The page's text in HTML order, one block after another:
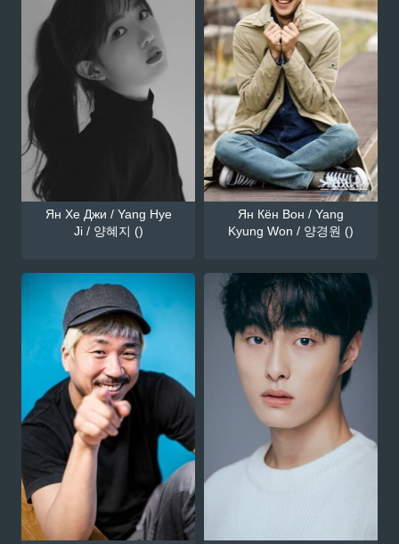
Ян Хе Джи / Yang Hye
Ji / 양혜지 ()
Ян Кён Вон / Yang
Kyung Won / 양경원 ()